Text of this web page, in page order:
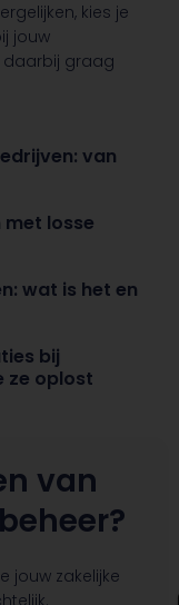
kies je
jouw
daarbij graag
van
losse
wat is het en
bij
ze oplost
van
jouw zakelijke